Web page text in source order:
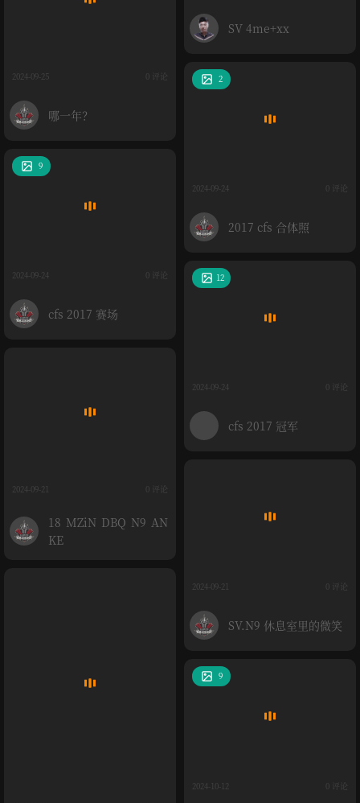
SV 4me+xx
2024-09-25 0 评论
哪一年？
2
2024-09-24 0 评论
2017 cfs 合体照
9
2024-09-24 0 评论
cfs 2017 赛场
12
2024-09-24 0 评论
cfs 2017 冠军
2024-09-21 0 评论
18 MZiN DBQ N9 AN
KE
2024-09-21 0 评论
SV.N9 休息室里的微笑
9
2024-10-12 0 评论